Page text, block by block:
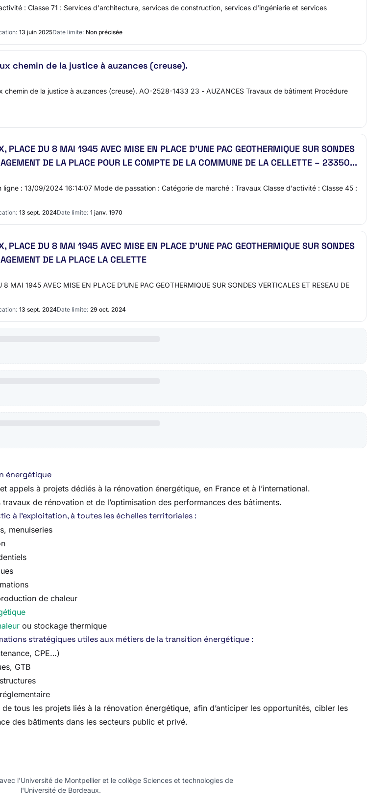
: Classe 71 : Services d'architecture, services de construction, services d'ingénierie et services
13 juin 2025Date limite: Non précisée
chemin de la justice à auzances (creuse).
de la justice à auzances (creuse). AO-2528-1433 23 - AUZANCES Travaux de bâtiment Procédure
PLACE DU 8 MAI 1945 AVEC MISE EN PLACE D’UNE PAC GEOTHERMIQUE SUR SONDES
DE LA PLACE POUR LE COMPTE DE LA COMMUNE DE LA CELLETTE – 23350...
: 13/09/2024 16:14:07 Mode de passation : Catégorie de marché : Travaux Classe d'activité : Classe 45 :
13 sept. 2024Date limite: 1 janv. 1970
PLACE DU 8 MAI 1945 AVEC MISE EN PLACE D’UNE PAC GEOTHERMIQUE SUR SONDES
DE LA PLACE LA CELETTE
MAI 1945 AVEC MISE EN PLACE D’UNE PAC GEOTHERMIQUE SUR SONDES VERTICALES ET RESEAU DE
13 sept. 2024Date limite: 29 oct. 2024
énergétique
appels à projets dédiés à la rénovation énergétique, en France et à l’international.
travaux de rénovation et de l’optimisation des performances des bâtiments.
à l’exploitation, à toutes les échelles territoriales :
menuiseries
de chaleur
ou stockage thermique
stratégiques utiles aux métiers de la transition énergétique :
CPE…)
GTB
tous les projets liés à la rénovation énergétique, afin d’anticiper les opportunités, cibler les
des bâtiments dans les secteurs public et privé.
l'Université de Montpellier et le collège Sciences et technologies de
l'Université de Bordeaux.